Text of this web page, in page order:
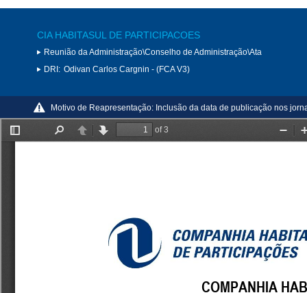
CIA HABITASUL DE PARTICIPACOES
Reunião da Administração\Conselho de Administração\Ata
DRI: Odivan Carlos Cargnin - (FCA V3)
Motivo de Reapresentação: Inclusão da data de publicação nos